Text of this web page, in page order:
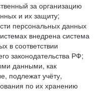
за организацию
и их защиту;
персональных данных
внедрена система
в соответствии
законодательства РФ;
данными, как
подлежат учёту,
по их хранению